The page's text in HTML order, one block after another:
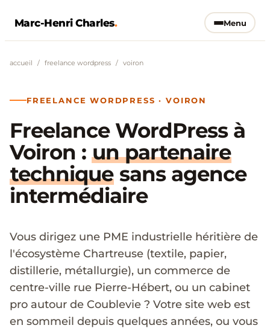
Marc-Henri Charles. Menu
accueil / freelance wordpress / voiron
FREELANCE WORDPRESS · VOIRON
Freelance WordPress à
Voiron : un partenaire
techniquesans agence
intermédiaire
Vous dirigez une PME industrielle héritière de
l'écosystème Chartreuse (textile, papier,
distillerie, métallurgie), un commerce de
centre-ville rue Pierre-Hébert, ou un cabinet
pro autour de Coublevie ? Votre site web est
en sommeil depuis quelques années, ou vous